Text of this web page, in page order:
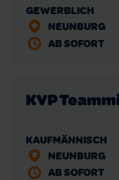
KVP
KAUFMÄNNISCH
NEUNBURG
AB SOFORT
GEWERBLICH
NEUNBURG
AB SOFORT